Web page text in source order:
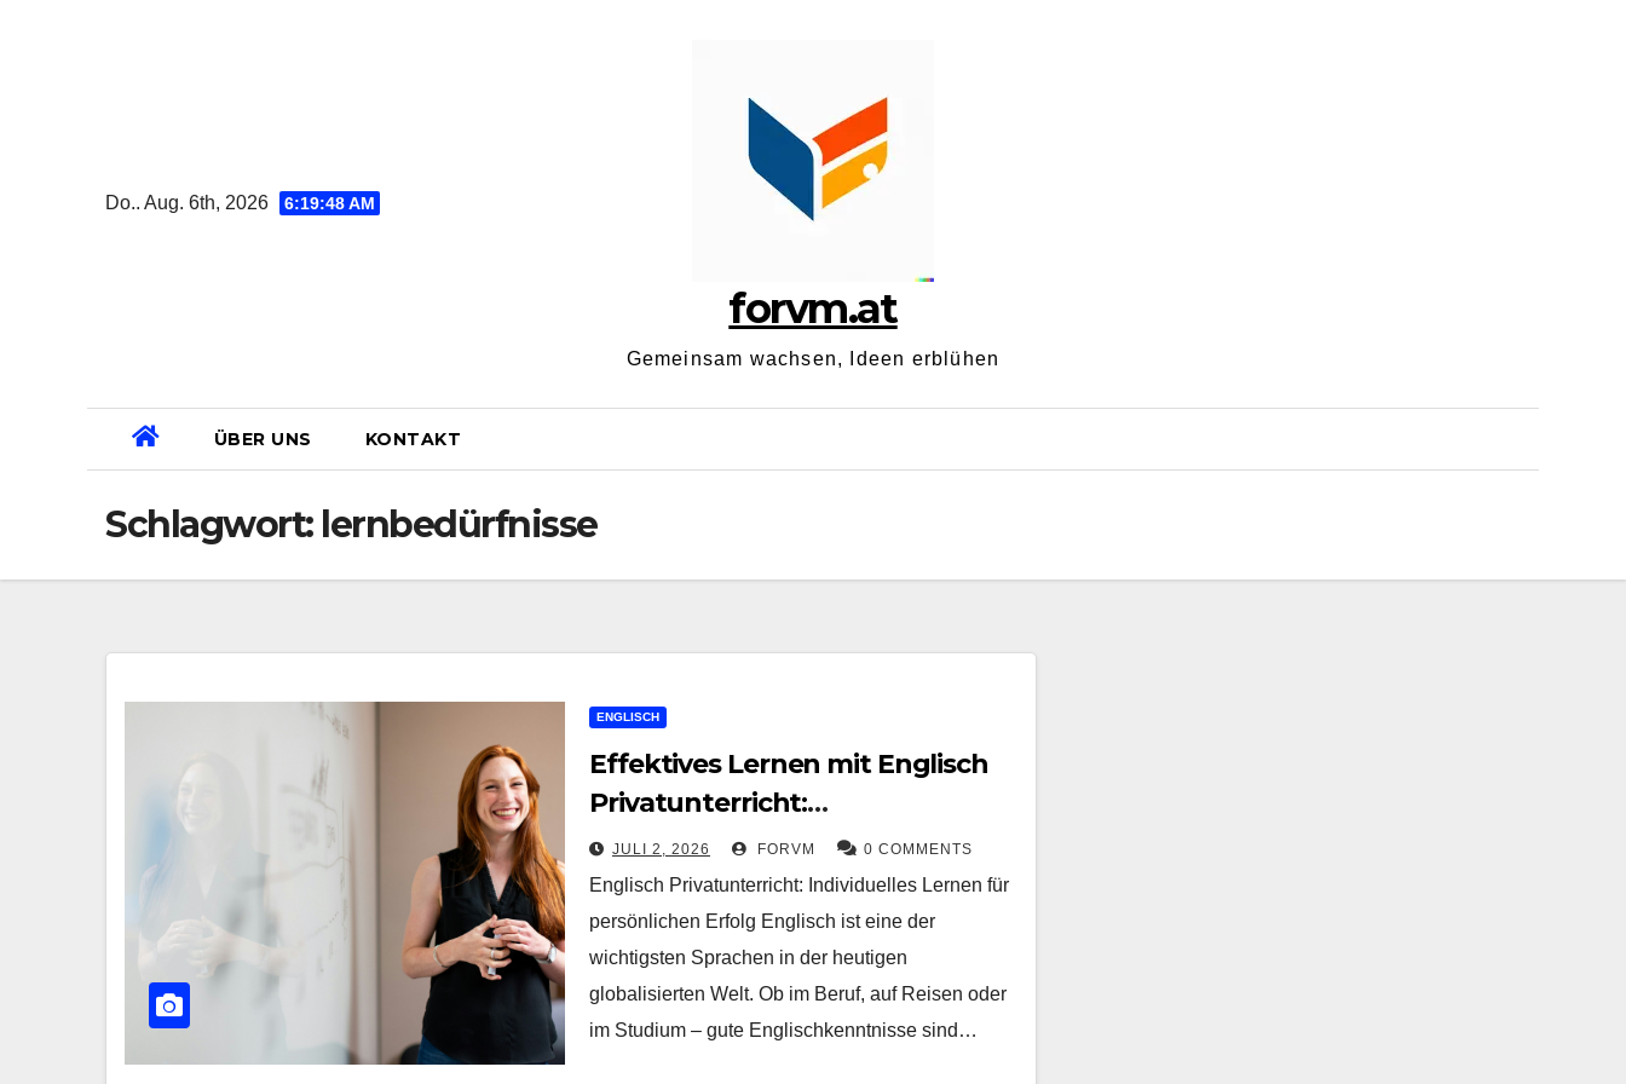
Do.. Aug. 6th, 2026 6:19:49 AM
forvm.at
Gemeinsam wachsen, Ideen erblühen
ÜBER UNS KONTAKT
Schlagwort: lernbedürfnisse
ENGLISCH
Effektives Lernen mit Englisch
Privatunterricht:
Maßgeschneiderte
Sprachförderung für
persönlichen Erfolg
JULI 2, 2026 FORVM 0 COMMENTS
Englisch Privatunterricht: Individuelles Lernen für
persönlichen Erfolg Englisch ist eine der
wichtigsten Sprachen in der heutigen
globalisierten Welt. Ob im Beruf, auf Reisen oder
im Studium – gute Englischkenntnisse sind…